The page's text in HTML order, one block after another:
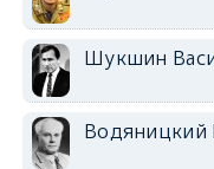
Шукшин
Водяницкий